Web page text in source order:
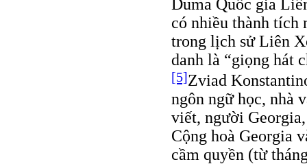
Duma Quốc gia
có nhiều thành tích
trong lịch sử Liên
danh là “giọng hát
[5]Zviad
ngôn ngữ học, nhà
viết, người
Cộng hoà Georgia
cầm quyền (từ